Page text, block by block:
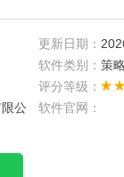
更新日期：
软件类别： 策
评分等级：
公
软件官网：